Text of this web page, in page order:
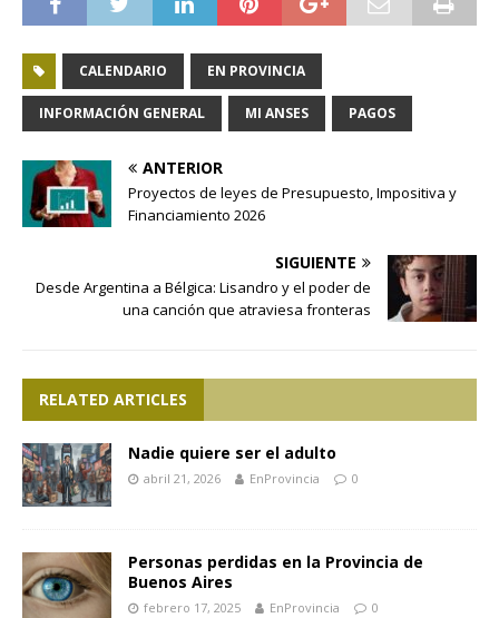
CALENDARIO EN PROVINCIA
INFORMACIÓN GENERAL MI ANSES PAGOS
ANTERIOR
Proyectos de leyes de Presupuesto, Impositiva y
Financiamiento 2026
SIGUIENTE
Desde Argentina a Bélgica: Lisandro y el poder de
una canción que atraviesa fronteras
RELATED ARTICLES
Nadie quiere ser el adulto
abril 21, 2026 EnProvincia 0
Personas perdidas en la Provincia de
Buenos Aires
febrero 17, 2025 EnProvincia 0